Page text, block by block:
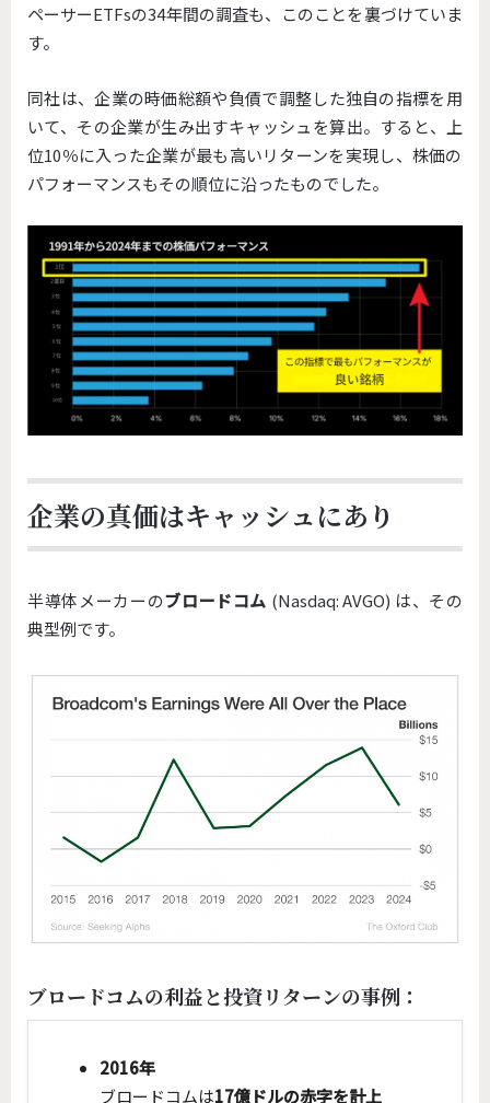
ペーサーETFsの34年間の調査も、 このことを裏づけていま
す。
同社は、企業の時価総額や負債で調整した独自の指標を用
いて、その企業が生み出すキャッシュを算出。すると、上
位10％に入った企業が最も高いリターンを実現し、 株価の
パフォーマンスもその順位に沿ったものでした。
企業の真価はキャッシュにあり
半導体メーカーのブロードコム (Nasdaq: AVGO) は、その
典型例です。
ブロードコムの利益と投資リターンの事例：
2016年
ブロードコムは17億ドルの赤字を計上